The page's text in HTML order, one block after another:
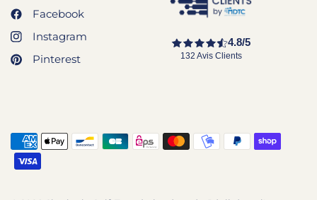
Facebook
Instagram
Pinterest
4.8/5
132 Avis Clients